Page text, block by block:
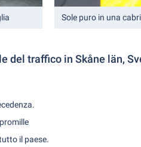
Sole puro in una
del traffico in Skåne län,
il paese.